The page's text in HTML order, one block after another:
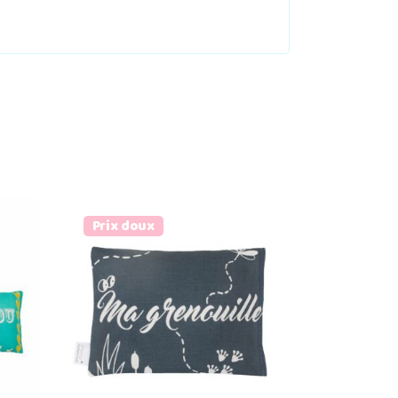
Prix doux
Ajouter au panier